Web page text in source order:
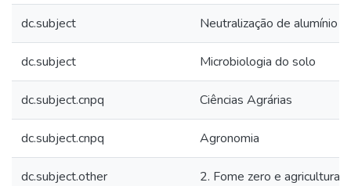
dc.subject Neutralização de alumínio
dc.subject Microbiologia do solo
dc.subject.cnpq Ciências Agrárias
dc.subject.cnpq Agronomia
dc.subject.other 2. Fome zero e agricultura